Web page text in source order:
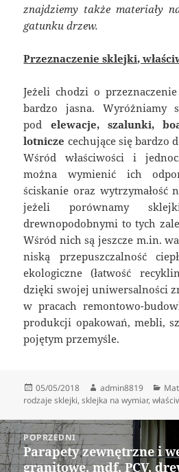
znajdziemy także materiały
gatunku drzew.
Przeznaczenie sklejki,
Jeżeli chodzi o
bardzo jasna. Wyróżniamy
pod elewacje, szalunki,
lotnicze cechujące się bardzo
Wśród właściwości i
można wymienić ich
ściskanie oraz wytrzymałość
jeżeli porównamy
drewnopodobnymi to tych
Wśród nich są jeszcze m.in.
niską przepuszczalność
ekologiczne (łatwość
dzięki swojej uniwersalności
w pracach remontowo-
produkcji opakowań, mebli,
pojętym przemyśle.
Data
publikacji
05/05/2018 Autor
admin8819
rodzaje sklejki,sklejka na wymiar,
Nawigacja
wpisuPOPRZEDNI
Poprzedni
wpis:
Parapety zewnętrzne i
granitowe, mdf, PCV,